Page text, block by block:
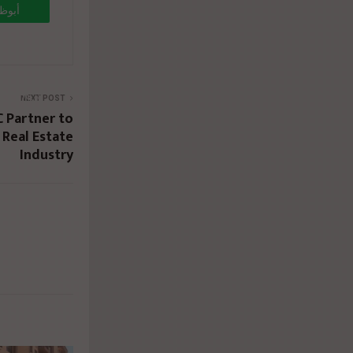
NEXT POST
Partner to
Estate
Industry